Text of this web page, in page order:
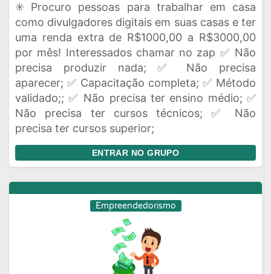
✳️ Procuro pessoas para trabalhar em casa
como divulgadores digitais em suas casas e ter
uma renda extra de R$1000,00 a R$3000,00
por mês! Interessados chamar no zap ✅ Não
precisa produzir nada; ✅ Não precisa
aparecer; ✅ Capacitação completa; ✅ Método
validado;; ✅ Não precisa ter ensino médio; ✅
Não precisa ter cursos técnicos; ✅ Não
precisa ter cursos superior;
ENTRAR NO GRUPO
Empreendedorismo